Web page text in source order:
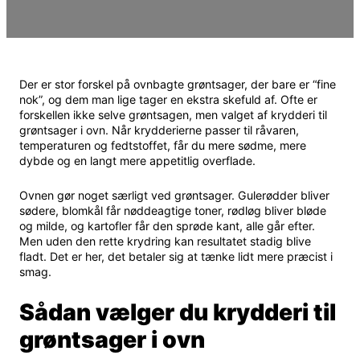
Der er stor forskel på ovnbagte grøntsager, der bare er “fine
nok”, og dem man lige tager en ekstra skefuld af. Ofte er
forskellen ikke selve grøntsagen, men valget af krydderi til
grøntsager i ovn. Når krydderierne passer til råvaren,
temperaturen og fedtstoffet, får du mere sødme, mere
dybde og en langt mere appetitlig overflade.
Ovnen gør noget særligt ved grøntsager. Gulerødder bliver
sødere, blomkål får nøddeagtige toner, rødløg bliver bløde
og milde, og kartofler får den sprøde kant, alle går efter.
Men uden den rette krydring kan resultatet stadig blive
fladt. Det er her, det betaler sig at tænke lidt mere præcist i
smag.
Sådan vælger du krydderi til
grøntsager i ovn